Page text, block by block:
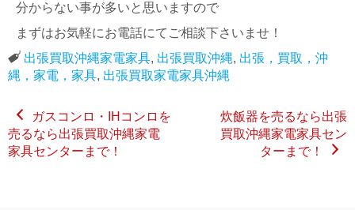
分からない事が多いと思いますので
まずはお気軽にお電話にてご相談下さいませ！
出張買取沖縄家電家具, 出張買取沖縄, 出張，買取，沖
縄，家電，家具, 出張買取家電家具沖縄
ガスコンロ・IHコンロを
売るなら出張買取沖縄家電
家具センターまで！
炊飯器を売るなら出張
買取沖縄家電家具セン
ターまで！